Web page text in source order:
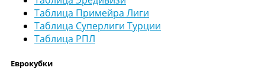
Таблица Примейра Лиги
Таблица Суперлиги Турции
Таблица РПЛ
Еврокубки